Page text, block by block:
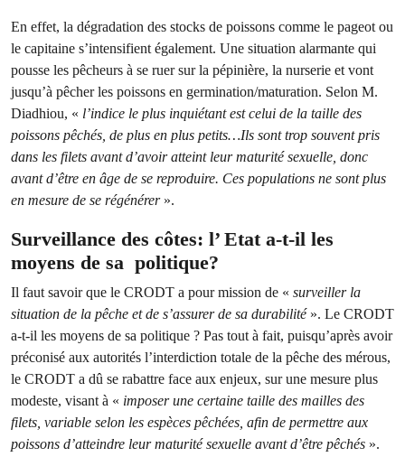
En effet, la dégradation des stocks de poissons comme le pageot ou
le capitaine s’intensifient également. Une situation alarmante qui
pousse les pêcheurs à se ruer sur la pépinière, la nurserie et vont
jusqu’à pêcher les poissons en germination/maturation. Selon M.
Diadhiou, « l’indice le plus inquiétant est celui de la taille des
poissons pêchés, de plus en plus petits…Ils sont trop souvent pris
dans les filets avant d’avoir atteint leur maturité sexuelle, donc
avant d’être en âge de se reproduire. Ces populations ne sont plus
en mesure de se régénérer ».
Surveillance des côtes: l’ Etat a-t-il les
moyens de sa politique?
Il faut savoir que le CRODT a pour mission de « surveiller la
situation de la pêche et de s’assurer de sa durabilité». Le CRODT
a-t-il les moyens de sa politique ? Pas tout à fait, puisqu’après avoir
préconisé aux autorités l’interdiction totale de la pêche des mérous,
le CRODT a dû se rabattre face aux enjeux, sur une mesure plus
modeste, visant à « imposer une certaine taille des mailles des
filets, variable selon les espèces pêchées, afin de permettre aux
poissons d’atteindre leur maturité sexuelle avant d’être pêchés ».